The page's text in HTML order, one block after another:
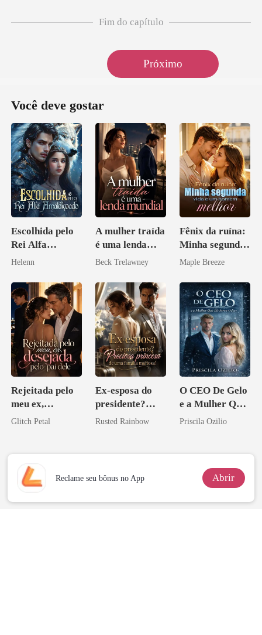
Fim do capítulo
Próximo
Você deve gostar
Escolhida pelo
Rei Alfa
Amaldiçoado
Helenn
A mulher traída
é uma lenda
mundial
Beck Trelawney
Fênix da ruína:
Minha segunda
vida e um
Maple Breeze
Rejeitada pelo
meu ex,
desejada pelo
Glitch Petal
Ex-esposa do
presidente?
Preciosa
mafiosa!
Rusted Rainbow
O CEO De Gelo
e a Mulher Que
Ele Jurou Odiar
Priscila Ozilio
Reclame seu bônus no App Abrir